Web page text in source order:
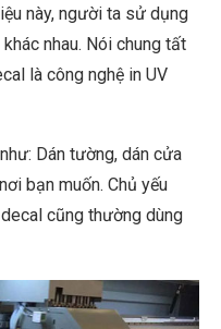
này, người ta sử dụng
nhau. Nói chung tất
là công nghệ in UV
Dán tường, dán cửa
bạn muốn. Chủ yếu
cũng thường dùng